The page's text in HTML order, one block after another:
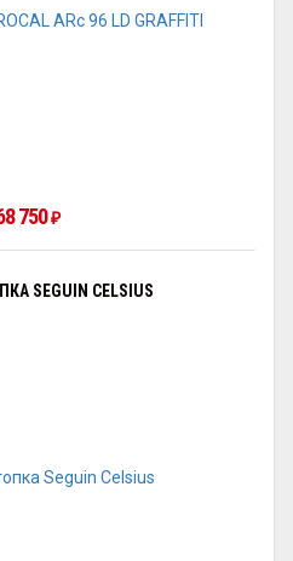
750₽
SEGUIN CELSIUS